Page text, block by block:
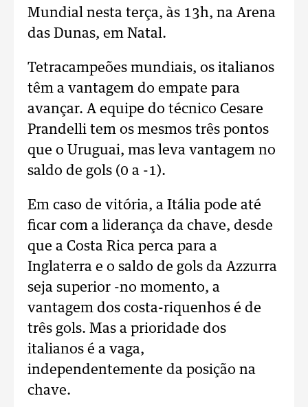
Mundial nesta terça, às 13h, na Arena
das Dunas, em Natal.
Tetracampeões mundiais, os italianos
têm a vantagem do empate para
avançar. A equipe do técnico Cesare
Prandelli tem os mesmos três pontos
que o Uruguai, mas leva vantagem no
saldo de gols (0 a -1).
Em caso de vitória, a Itália pode até
ficar com a liderança da chave, desde
que a Costa Rica perca para a
Inglaterra e o saldo de gols da Azzurra
seja superior -no momento, a
vantagem dos costa-riquenhos é de
três gols. Mas a prioridade dos
italianos é a vaga,
independentemente da posição na
chave.